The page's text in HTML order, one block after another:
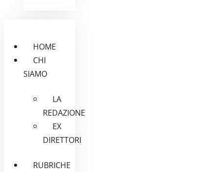
HOME
CHI
SIAMO
LA
REDAZIONE
EX
DIRETTORI
RUBRICHE